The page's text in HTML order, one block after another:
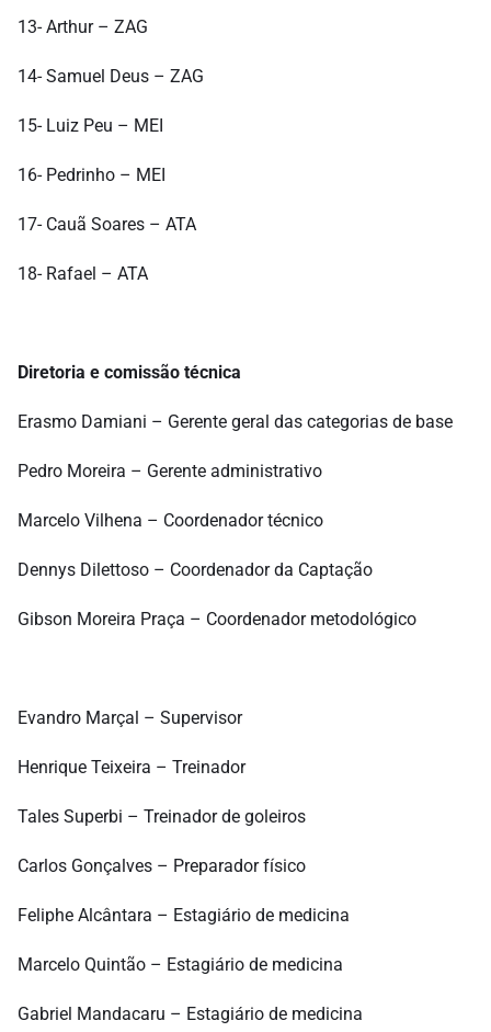
13- Arthur – ZAG
14- Samuel Deus – ZAG
15- Luiz Peu – MEI
16- Pedrinho – MEI
17- Cauã Soares – ATA
18- Rafael – ATA
Diretoria e comissão técnica
Erasmo Damiani – Gerente geral das categorias de base
Pedro Moreira – Gerente administrativo
Marcelo Vilhena – Coordenador técnico
Dennys Dilettoso – Coordenador da Captação
Gibson Moreira Praça – Coordenador metodológico
Evandro Marçal – Supervisor
Henrique Teixeira – Treinador
Tales Superbi – Treinador de goleiros
Carlos Gonçalves – Preparador físico
Feliphe Alcântara – Estagiário de medicina
Marcelo Quintão – Estagiário de medicina
Gabriel Mandacaru – Estagiário de medicina